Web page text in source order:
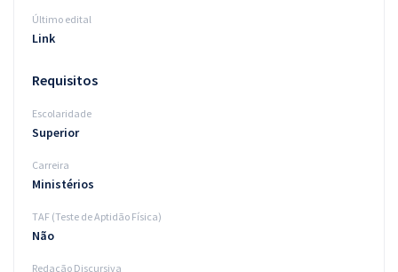
Último edital
Link
Requisitos
Escolaridade
Superior
Carreira
Ministérios
TAF (Teste de Aptidão Física)
Não
Redação Discursiva